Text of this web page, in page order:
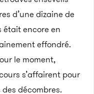
d’une dizaine de
était encore en
effondré.
le moment,
s’affairent pour
décombres.